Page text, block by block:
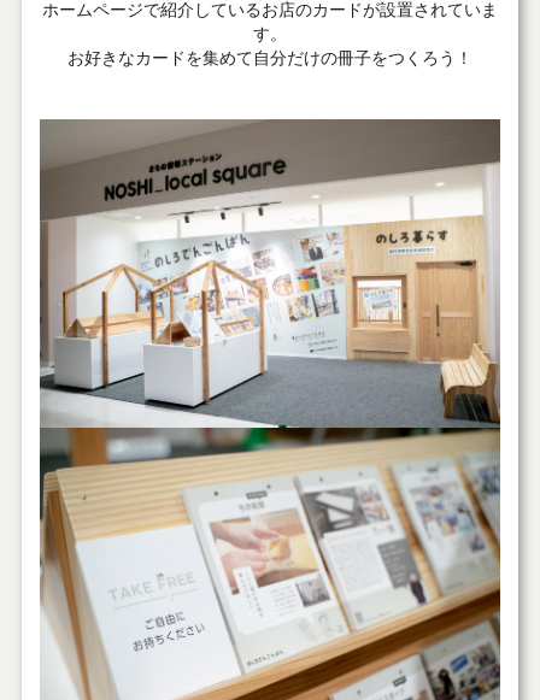
ホームページで紹介しているお店のカードが設置されていま
す。
お好きなカードを集めて自分だけの冊子をつくろう！